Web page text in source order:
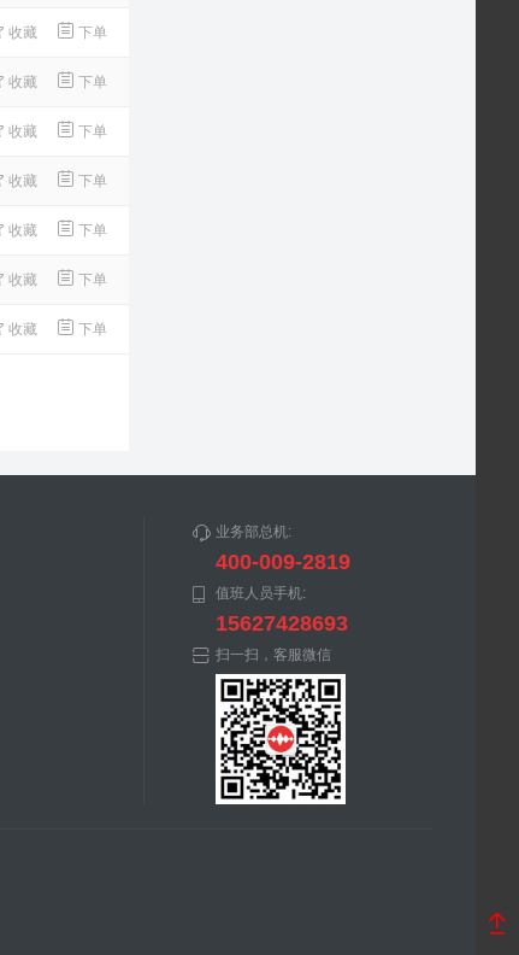
收藏 下单
收藏 下单
收藏 下单
收藏 下单
收藏 下单
收藏 下单
收藏 下单
业务部总机:
400-009-2819
值班人员手机:
15627428693
扫一扫，客服微信